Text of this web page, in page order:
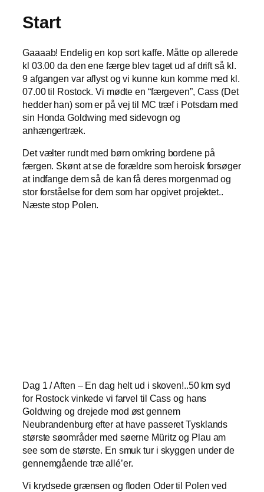
Start
Gaaaab! Endelig en kop sort kaffe. Måtte op allerede
kl 03.00 da den ene færge blev taget ud af drift så kl.
9 afgangen var aflyst og vi kunne kun komme med kl.
07.00 til Rostock. Vi mødte en “færgeven”, Cass (Det
hedder han) som er på vej til MC træf i Potsdam med
sin Honda Goldwing med sidevogn og
anhængertræk.
Det vælter rundt med børn omkring bordene på
færgen. Skønt at se de forældre som heroisk forsøger
at indfange dem så de kan få deres morgenmad og
stor forståelse for dem som har opgivet projektet..
Næste stop Polen.
Dag 1 / Aften – En dag helt ud i skoven!..50 km syd
for Rostock vinkede vi farvel til Cass og hans
Goldwing og drejede mod øst gennem
Neubrandenburg efter at have passeret Tysklands
største søområder med søerne Müritz og Plau am
see som de største. En smuk tur i skyggen under de
gennemgående træ allé’er.
Vi krydsede grænsen og floden Oder til Polen ved